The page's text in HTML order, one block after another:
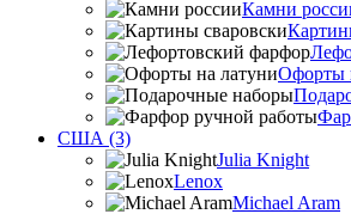
Камни
Офорты
США (3)
Julia Knight
Lenox
Michael Aram